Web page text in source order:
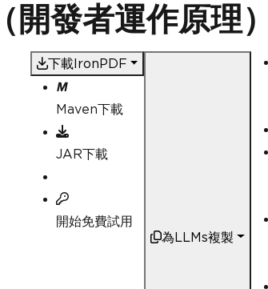
發者運作原理
下載IronPDF
Maven下載
JAR下載
開始免費試用
為LLMs複製